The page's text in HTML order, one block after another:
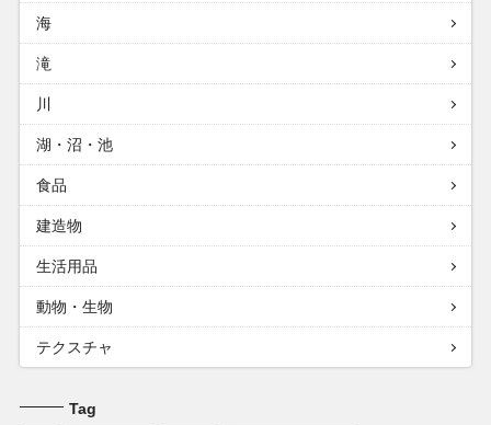
海
滝
川
湖・沼・池
食品
建造物
生活用品
動物・生物
テクスチャ
Tag